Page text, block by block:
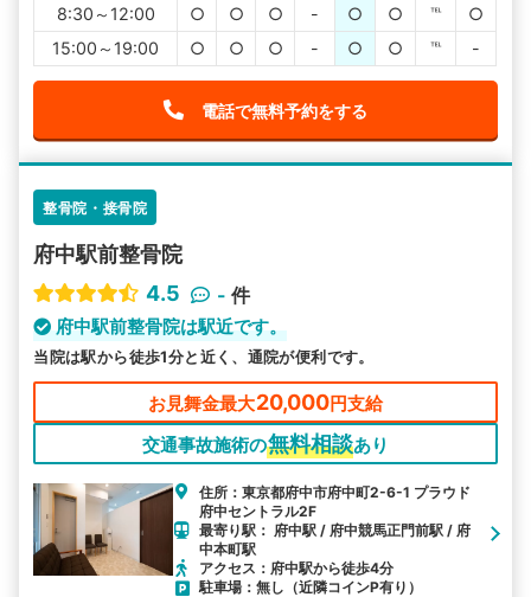
8:30～12:00
○ ○ ○ - ○ ○ ℡
○
15:00～19:00
○ ○ ○ - ○ ○ ℡ -
電話で無料予約をする
整骨院・接骨院
府中駅前整骨院
4.5
- 件
府中駅前整骨院は駅近です。
当院は駅から徒歩1分と近く、通院が便利です。
お見舞金最大20,000円支給
交通事故施術の無料相談あり
住所：東京都府中市府中町2-6-1 プラウド
府中セントラル2F
最寄り駅： 府中駅 / 府中競馬正門前駅 / 府
中本町駅
アクセス：府中駅から徒歩4分
駐車場：無し（近隣コインP有り）